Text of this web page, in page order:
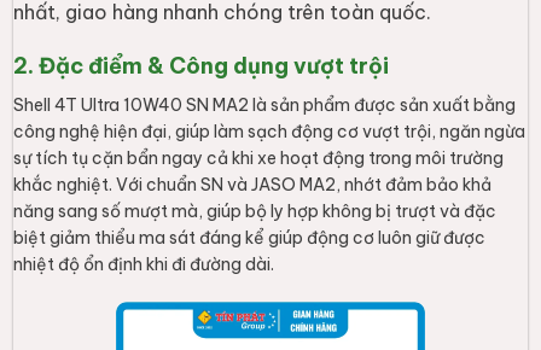
3. Góc tư vấn & FAQ (Hỏi đáp)
Q: Nhớt Shell 10W40 phù hợp với dòng xe nào?
A: Đây là loại nhớt đa dụng, rất phù hợp cho hầu hết các
dòng xe số phổ thông và xe côn tay hiện nay nhờ độ nhớt
10W40 ổn định trong nhiều điều kiện thời tiết.